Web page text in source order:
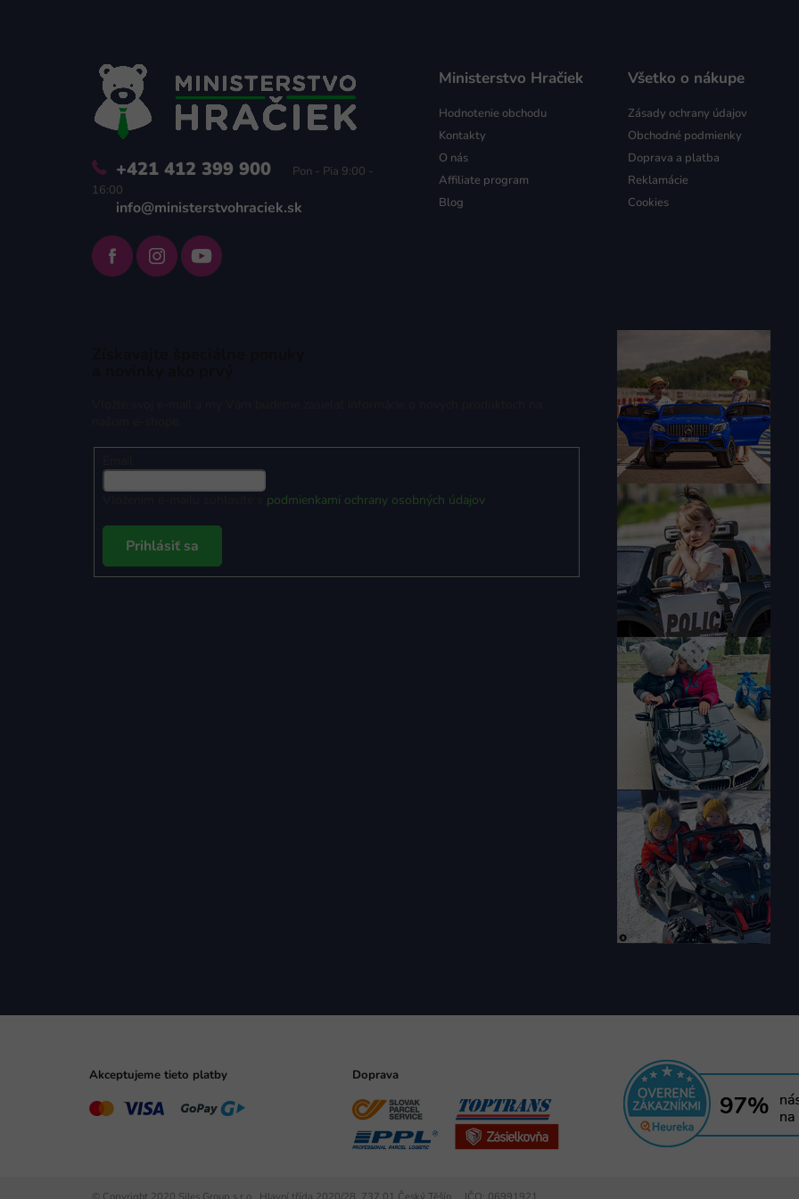
+421 412 399 900
Pon - Pia 9:00 -
16:00
info@ministerstvohraciek.sk
Ministerstvo Hračiek
Hodnotenie obchodu
Kontakty
O nás
Affiliate program
Blog
Všetko o nákupe
Zásady ochrany údajov
Obchodné podmienky
Doprava a platba
Reklamácie
Cookies
podmienkami ochrany osobných údajov
Prihlásiť sa
Akceptujeme tieto platby Doprava